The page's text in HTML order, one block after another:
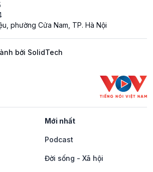
phường Cửa Nam, TP. Hà Nội
bởi SolidTech
Mới nhất
Podcast
Đời sống - Xã hội